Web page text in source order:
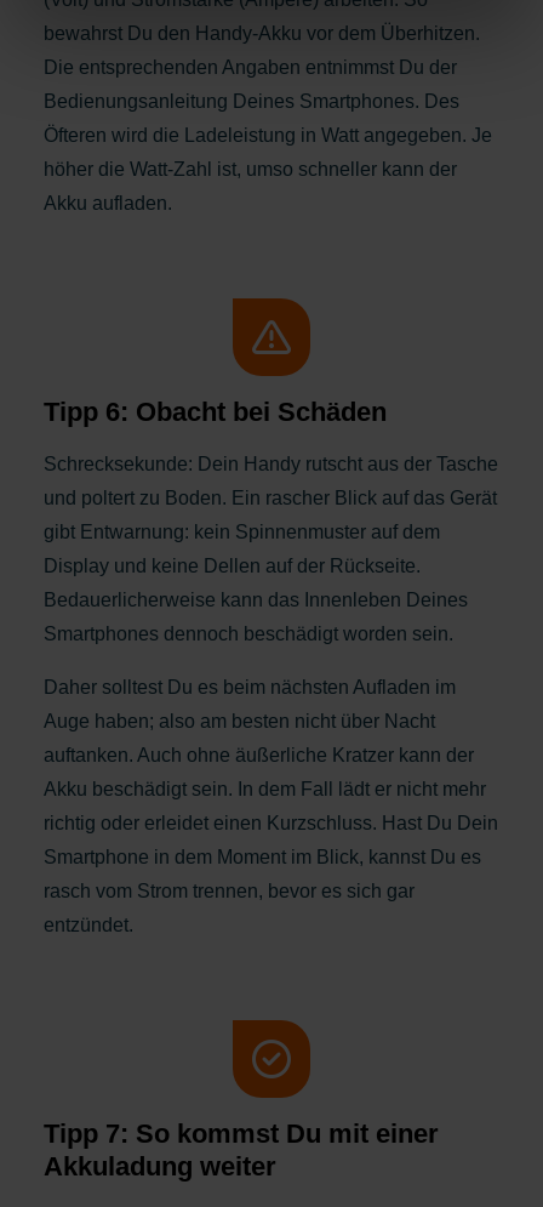
bewahrst Du den Handy-Akku vor dem Überhitzen.
Die entsprechenden Angaben entnimmst Du der
Bedienungsanleitung Deines Smartphones. Des
Öfteren wird die Ladeleistung in Watt angegeben. Je
höher die Watt-Zahl ist, umso schneller kann der
Akku aufladen.
Tipp 6: Obacht bei Schäden
Schrecksekunde: Dein Handy rutscht aus der Tasche
und poltert zu Boden. Ein rascher Blick auf das Gerät
gibt Entwarnung: kein Spinnenmuster auf dem
Display und keine Dellen auf der Rückseite.
Bedauerlicherweise kann das Innenleben Deines
Smartphones dennoch beschädigt worden sein.
Daher solltest Du es beim nächsten Aufladen im
Auge haben; also am besten nicht über Nacht
auftanken. Auch ohne äußerliche Kratzer kann der
Akku beschädigt sein. In dem Fall lädt er nicht mehr
richtig oder erleidet einen Kurzschluss. Hast Du Dein
Smartphone in dem Moment im Blick, kannst Du es
rasch vom Strom trennen, bevor es sich gar
entzündet.
Tipp 7: So kommst Du mit einer
Akkuladung weiter